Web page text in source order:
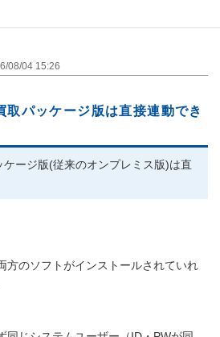
08/04 15:26
取パッケージ版は直接連動でき
ージ版(従来のオンプレミス版)は直
方のソフトがインストールされていれ